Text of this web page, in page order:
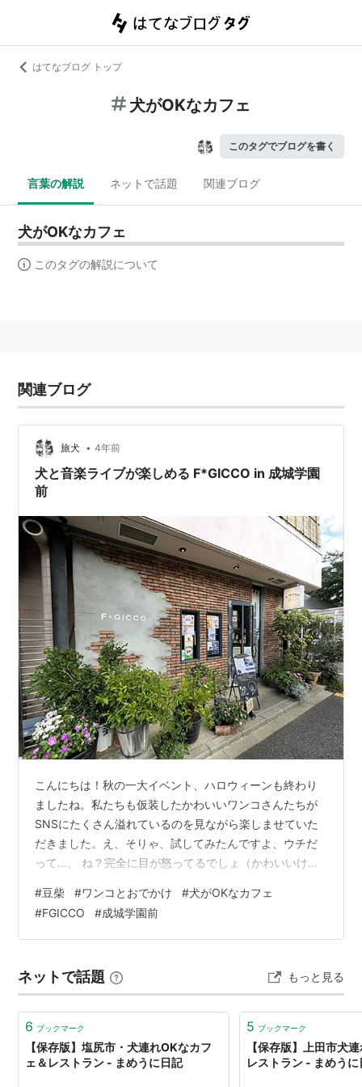
はてなブログ トップ
犬がOKなカフェ
このタグでブログを書く
言葉の解説 ネットで話題 関連ブログ
犬がOKなカフェ
このタグの解説について
関連ブログ
旅犬 • 4年前
犬と音楽ライブが楽しめる F*GICCO in 成城学園
前
こんにちは！秋の一大イベント、ハロウィーンも終わり
ましたね。私たちも仮装したかわいいワンコさんたちが
SNSにたくさん溢れているのを見ながら楽しませていた
だきました。え、そりゃ、試してみたんですよ、ウチだ
って…。 ね？完全に目が怒ってるでしょ（かわいいけ
きもしないし、姉犬にいたっては飼い主の手に握られた
被り物を見ただけですぐ逃げたし。我が家は3代続けて
の、絶対的な裸族主義みたいです。 ところで話は変わり
ロックもしくはR&B派、2号はクラシックやジャズやポッ
プスや…結構なんでもいけます派なんです…
#豆柴 #ワンコとおでかけ #犬がOKなカフェ
#FGICCO #成城学園前
ネットで話題 もっと見る
6 ブックマーク
【保存版】塩尻市・犬連れOKなカフ
ェ＆レストラン - まめうに日記
5 ブックマーク
【保存版】上田市犬
レストラン - まめうに